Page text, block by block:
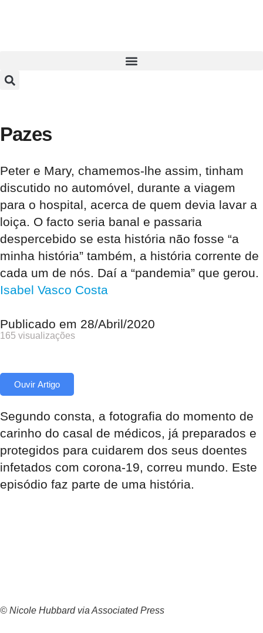
Pazes
Peter e Mary, chamemos-lhe assim, tinham
discutido no automóvel, durante a viagem
para o hospital, acerca de quem devia lavar a
loiça. O facto seria banal e passaria
despercebido se esta história não fosse “a
minha história” também, a história corrente de
cada um de nós. Daí a “pandemia” que gerou.
Isabel Vasco Costa
Publicado em 28/Abril/2020
165 visualizações
Ouvir Artigo
Segundo consta, a fotografia do momento de
carinho do casal de médicos, já preparados e
protegidos para cuidarem dos seus doentes
infetados com corona-19, correu mundo. Este
episódio faz parte de uma história.
© Nicole Hubbard via Associated Press